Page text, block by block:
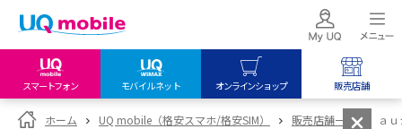
スマートフォン モバイルネット オンラインショップ 販売店舗
my UQ WiMAX
UQ mobile
UQ mobile
ホーム UQ mobile（格安スマホ/格安SIM） 販売店舗一覧 ａ